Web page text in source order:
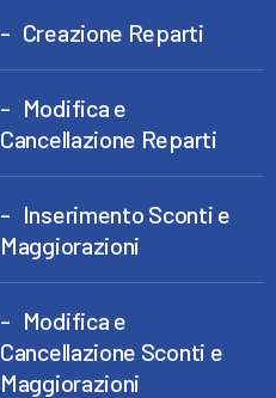
Creazione Reparti
Modifica e
Cancellazione Reparti
Inserimento Sconti e
Maggiorazioni
Modifica e
Cancellazione Sconti e
Maggiorazioni